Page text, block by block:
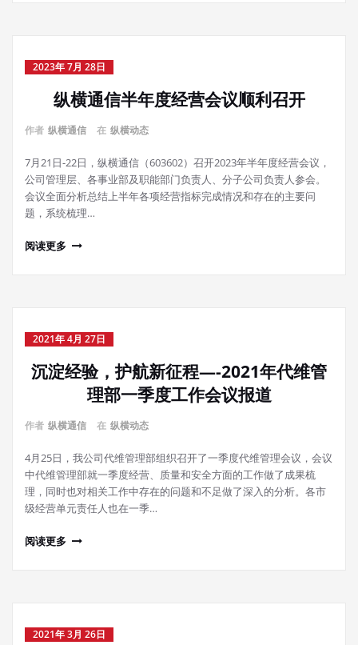
2023年 7月 28日
纵横通信半年度经营会议顺利召开
作者 纵横通信 在 纵横动态
7月21日-22日，纵横通信（603602）召开2023年半年度经营会议，
公司管理层、各事业部及职能部门负责人、分子公司负责人参会。
会议全面分析总结上半年各项经营指标完成情况和存在的主要问
题，系统梳理…
阅读更多
2021年 4月 27日
沉淀经验，护航新征程—-2021年代维管
理部一季度工作会议报道
作者 纵横通信 在 纵横动态
4月25日，我公司代维管理部组织召开了一季度代维管理会议，会议
中代维管理部就一季度经营、质量和安全方面的工作做了成果梳
理，同时也对相关工作中存在的问题和不足做了深入的分析。各市
级经营单元责任人也在一季…
阅读更多
2021年 3月 26日